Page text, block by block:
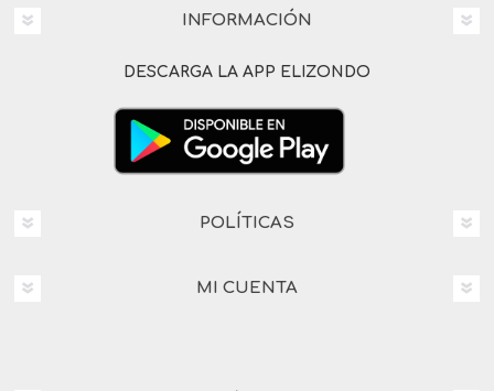
INFORMACIÓN
DESCARGA LA APP ELIZONDO
POLÍTICAS
MI CUENTA